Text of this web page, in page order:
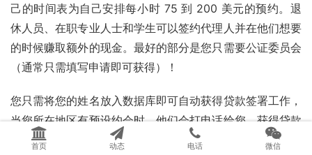
己的时间表为自己安排每小时 75 到 200 美元的预约。退
休人员、在职专业人士和学生可以签约代理人并在他们想要
的时候赚取额外的现金。最好的部分是您只需要公证委员会
（通常只需填写申请即可获得）！
您只需将您的姓名放入数据库即可自动获得贷款签署工作，
当您所在地区有预设约会时，他们会打电话给您。获得贷款
签署工作后，您只需要知道如何引导房主完成一系列贷款文
首页 动态 电话 微信